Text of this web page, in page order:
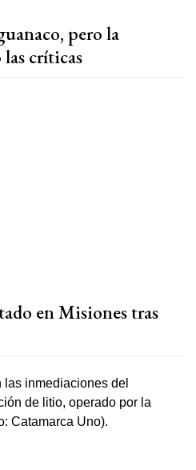
pero la
críticas
en Misiones tras